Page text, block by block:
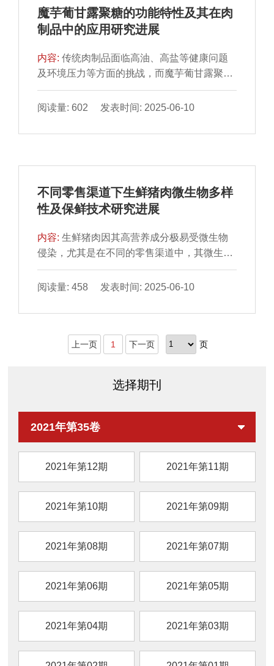
类、6 种酮类、11 种醛类、5 种酯类、10 种
其他成分，聚类分析发现，常温贮藏36 h后鸡
汤挥发性成分变化明显。(E)-2-辛醛、2-甲基
丙醇、乙酸丙酯、苯甲醛、(E)-2-戊醛等刺激
性气味成分可作为预制鸡汤贮藏期间腐败变质
胶体）和功能性（低盐、低脂、低糖、低胆固
醇、高膳食纤维、营养素强化）方面对新型营
展前景进行展望，以期为新型营养肉制品开发
提供理论参考。
魔芋葡甘露聚糖的功能特性及其在肉
制品中的应用研究进展
内容:传统肉制品面临高油、高盐等健康问题
及环境压力等方面的挑战，而魔芋葡甘露聚糖
（konjac glucomannan，KGM）作为一种天
然多糖类食品添加剂，凭借其优良的特性在新
本文以KGM的分子结构为切入点，分析KGM
并基于功能特性探讨其对肉制品的影响及作用
其脂肪含量与热量、影响消化与吸收。此外，
还对其在新型人造肉制品中的应用进行了简要
研究方向，以期为进一步开发KGM的应用潜力
及推动肉制品行业可持续发展提供理论基础与
启发。
阅读量: 602 发表时间: 2025-06-10
不同零售渠道下生鲜猪肉微生物多样
性及保鲜技术研究进展
内容:生鲜猪肉因其高营养成分极易受微生物
侵染，尤其是在不同的零售渠道中，其微生物
多样性及丰度均表现出一定差异。本文系统介
绍微生物多样性分析方法（平板培养法、高通
泳、实时荧光定量聚合酶链式反应和宏基因组
和电子商务平台3 种零售渠道下生鲜猪肉微生
商规模等）；综合阐述生鲜猪肉保鲜技术（包
术）研究进展，旨在为生鲜猪肉现代化加工及
阅读量: 458 发表时间: 2025-06-10
上一页 1 下一页 页
选择期刊
2021年第35卷
2021年第12期 2021年第11期
2021年第10期 2021年第09期
2021年第08期 2021年第07期
2021年第06期 2021年第05期
2021年第04期 2021年第03期